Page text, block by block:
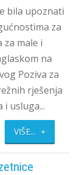
bila upoznati
za
male i
na
Poziva za
rješenja
usluga...
VIŠE...